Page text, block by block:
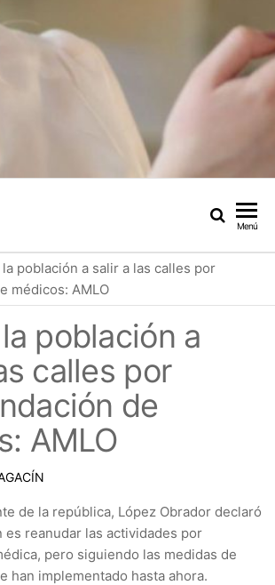
Menú
la población a salir a las calles por
médicos: AMLO
población a
calles por
de
AMLO
de la república, López Obrador declaró
es reanudar las actividades por
pero siguiendo las medidas de
han implementado hasta ahora.